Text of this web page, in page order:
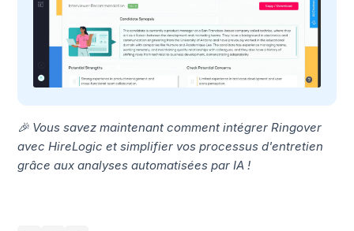
🎉 Vous savez maintenant comment intégrer Ringover
avec HireLogic et simplifier vos processus d'entretien
grâce aux analyses automatisées par IA !